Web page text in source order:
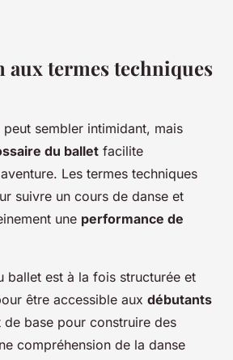
termes techniques
peut sembler intimidant, mais
du ballet facilite
Les termes techniques
suivre un cours de danse et
une performance de
ballet est à la fois structurée et
être accessible aux débutants
de base pour construire des
compréhension de la danse